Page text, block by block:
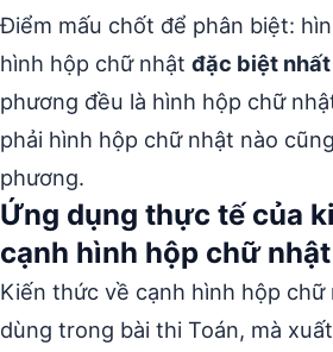
Điểm mấu chốt để phân biệt:
hình hộp chữ nhật đặc biệt nhất
phương đều là hình hộp chữ
phải hình hộp chữ nhật nào
phương.
Ứng dụng thực tế của
cạnh hình hộp chữ nhật
Kiến thức về cạnh hình hộp
dùng trong bài thi Toán, mà